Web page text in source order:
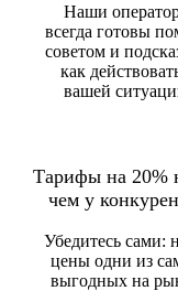
Наши
всегда готовы
советом и
как
вашей
Тарифы на 20%
чем у
Убедитесь сами:
цены одни из
выгодных на